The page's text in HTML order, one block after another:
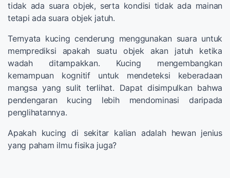
tidak ada suara objek, serta kondisi tidak ada mainan
tetapi ada suara objek jatuh.
Ternyata kucing cenderung menggunakan suara untuk
memprediksi apakah suatu objek akan jatuh ketika
wadah ditampakkan. Kucing mengembangkan
kemampuan kognitif untuk mendeteksi keberadaan
mangsa yang sulit terlihat. Dapat disimpulkan bahwa
pendengaran kucing lebih mendominasi daripada
penglihatannya.
Apakah kucing di sekitar kalian adalah hewan jenius
yang paham ilmu fisika juga?